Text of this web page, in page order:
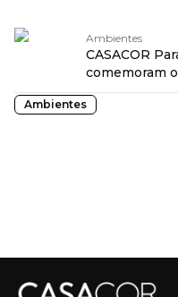
Ambientes
CASACOR
comemoram
Ambientes